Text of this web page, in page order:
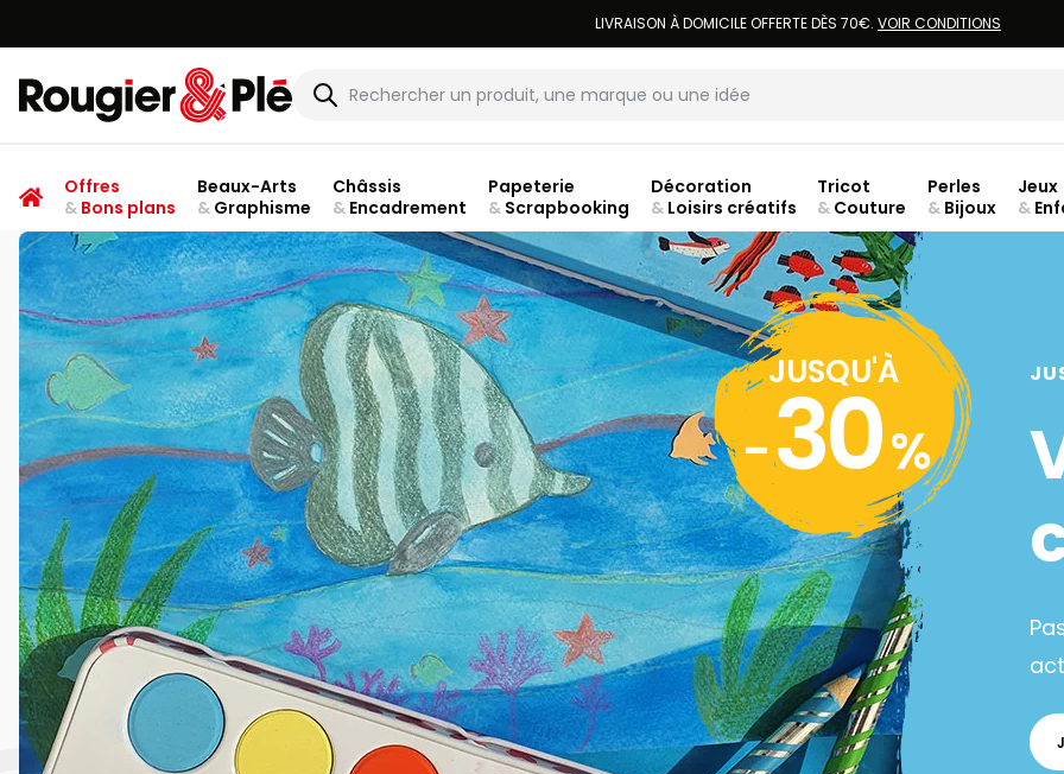
LIVRAISON À DOMICILE OFFERTE DÈS 70€. VOIR CONDITIONS
Rougier & Plé
Offres
&Bons plans
Beaux-Arts
&Graphisme
Châssis
&Encadrement
Papeterie
&Scrapbooking
Décoration
&Loisirs créatifs
Tricot
& Couture
Perles
& Bijoux
Jeux
&
JUSQU'À
-30%